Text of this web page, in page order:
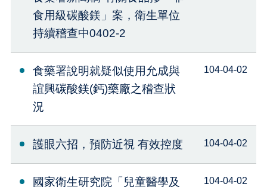
食用級碳酸鎂」案，衛生單位
持續稽查中0402-2
食藥署說明就疑似使用允成與
誼興碳酸鎂(鈣)藥廠之稽查狀
況
104-04-02
護眼六招，預防近視 有效控度 104-04-02
國家衛生研究院「兒童醫學及
104-04-02